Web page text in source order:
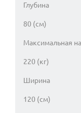
Глубина
80 (см)
Максимальная
220 (кг)
Ширина
120 (см)